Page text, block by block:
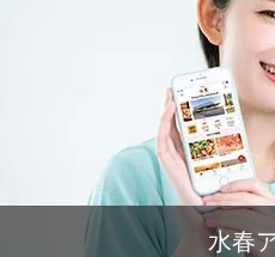
水春